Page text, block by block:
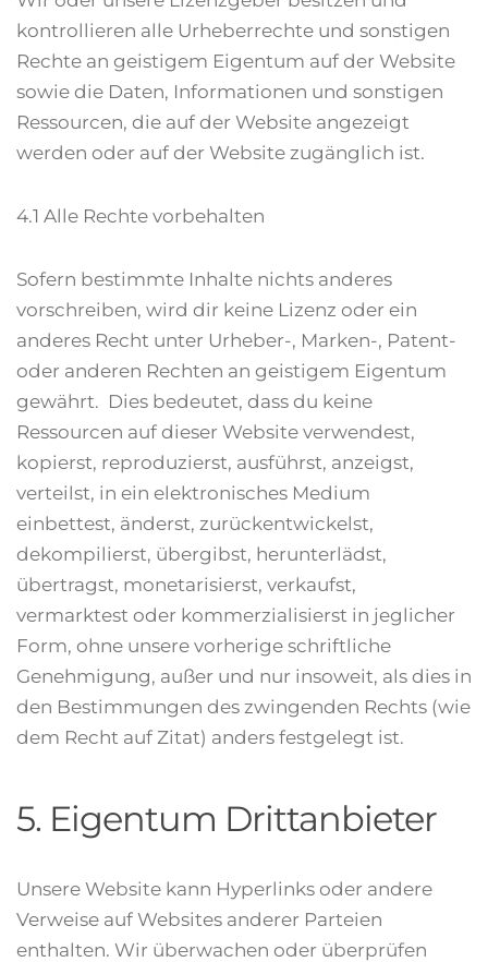
kontrollieren alle Urheberrechte und sonstigen
Rechte an geistigem Eigentum auf der Website
sowie die Daten, Informationen und sonstigen
Ressourcen, die auf der Website angezeigt
werden oder auf der Website zugänglich ist.
4.1 Alle Rechte vorbehalten
Sofern bestimmte Inhalte nichts anderes
vorschreiben, wird dir keine Lizenz oder ein
anderes Recht unter Urheber-, Marken-, Patent-
oder anderen Rechten an geistigem Eigentum
gewährt. Dies bedeutet, dass du keine
Ressourcen auf dieser Website verwendest,
kopierst, reproduzierst, ausführst, anzeigst,
verteilst, in ein elektronisches Medium
einbettest, änderst, zurückentwickelst,
dekompilierst, übergibst, herunterlädst,
übertragst, monetarisierst, verkaufst,
vermarktest oder kommerzialisierst in jeglicher
Form, ohne unsere vorherige schriftliche
Genehmigung, außer und nur insoweit, als dies in
den Bestimmungen des zwingenden Rechts (wie
dem Recht auf Zitat) anders festgelegt ist.
5. Eigentum Drittanbieter
Unsere Website kann Hyperlinks oder andere
Verweise auf Websites anderer Parteien
enthalten. Wir überwachen oder überprüfen